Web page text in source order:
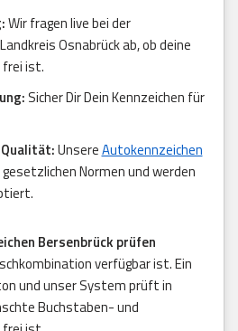
Wir fragen live bei der
Osnabrück ab, ob deine
frei ist.
Sicher Dir Dein Kennzeichen für
UnsereAutokennzeichen
Normen und werden
Bersenbrück prüfen
verfügbar ist. Ein
und unser System prüft in
Buchstaben- und